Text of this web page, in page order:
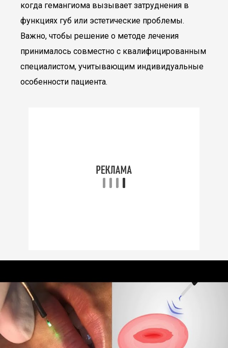
когда гемангиома вызывает затруднения в
функциях губ или эстетические проблемы.
Важно, чтобы решение о методе лечения
принималось совместно с квалифицированным
специалистом, учитывающим индивидуальные
особенности пациента.